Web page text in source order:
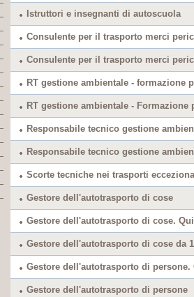
Istruttori e insegnanti di autoscuola
Consulente per il trasporto merci
Consulente per il trasporto merci
RT gestione ambientale - formazione
RT gestione ambientale - Formazione
Responsabile tecnico gestione
Responsabile tecnico gestione
Scorte tecniche nei trasporti
Gestore dell'autotrasporto di cose
Gestore dell'autotrasporto di cose.
Gestore dell'autotrasporto di cose da
Gestore dell'autotrasporto di
Gestore dell'autotrasporto di persone